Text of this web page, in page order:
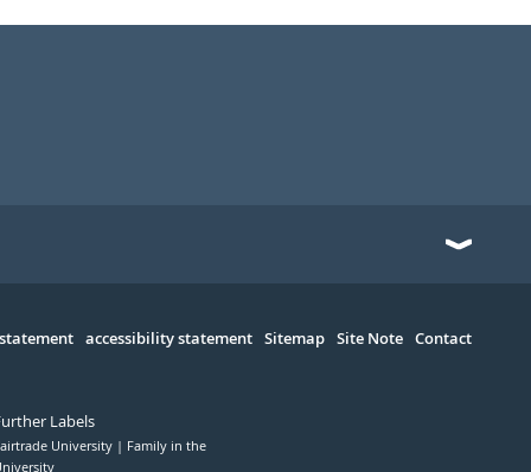
accessibility statement Sitemap Site Note Contact
Labels
University
Family in the